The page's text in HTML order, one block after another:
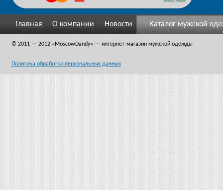
Главная О компании Новости Каталог мужской
© 2011 — 2012 «MoscowDandy» — интернет-магазин мужской одежды
Политика обработки персональных данных